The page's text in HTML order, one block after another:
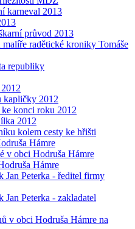
karneval 2013
průvod 2013
radětické kroniky Tomáše
republiky
kapličky 2012
ke konci roku 2012
2012
kolem cesty ke hřišti
Hámre
v obci Hodruša Hámre
Hámre
Jan Peterka - ředitel firmy
Jan Peterka - zakladatel
v obci Hodruša Hámre na